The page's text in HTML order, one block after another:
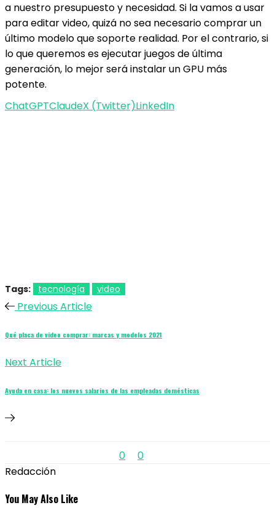
a nuestro presupuesto y necesidad. Si la vamos a usar
para editar video, quizá no sea necesario comprar un
último modelo que soporte realidad. Por el contrario, si
lo que queremos es ejecutar juegos de última
generación, lo mejor será instalar un GPU más
potente.
ChatGPTClaudeX (Twitter)LinkedIn
Tags: tecnología video
Previous Article
Qué placa de video comprar: marcas y modelos 2021
Next Article
Ayuda en casa: los nuevos salarios de las empleadas domésticas
0
0
Redacción
You May Also Like